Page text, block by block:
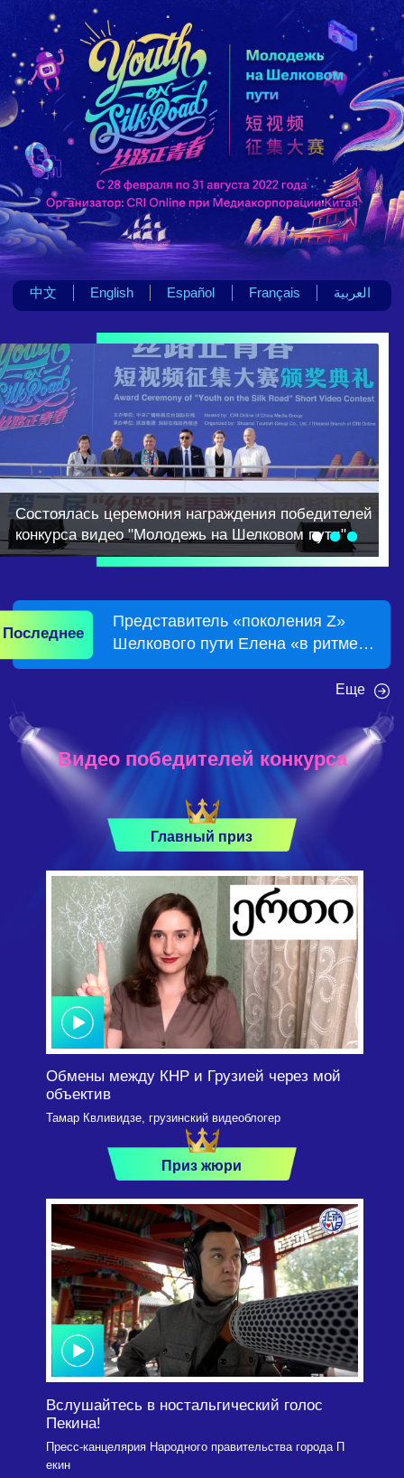
中文 English Español Français العربية
Состоялась церемония награждения победителей
конкурса видео "Молодежь на Шелковом пути"
Последнее
Представитель «поколения Z»
Шелкового пути Елена «в ритме
танца» воплощает мечты молодости
Еще
Видео победителей конкурса
Главный приз
Обмены между КНР и Грузией через мой
объектив
Тамар Квливидзе, грузинский видеоблогер
Приз жюри
Вслушайтесь в ностальгический голос
Пекина!
Пресс-канцелярия Народного правительства города П
екин